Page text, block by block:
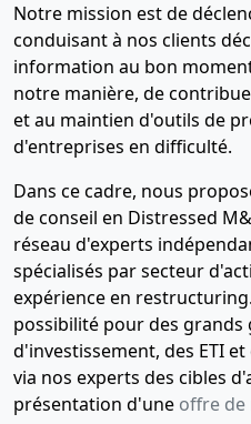
Notre mission est de
conduisant à nos clients
information au bon
notre manière, de
et au maintien d'outils de
d'entreprises en difficulté.
Dans ce cadre, nous
de conseil en Distressed
réseau d'experts
spécialisés par secteur
expérience en
possibilité pour des grands
d'investissement, des ETI
via nos experts des cibles
présentation d'une offre de